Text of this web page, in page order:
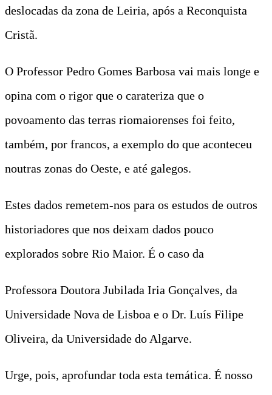
deslocadas da zona de Leiria, após a Reconquista
Cristã.
O Professor Pedro Gomes Barbosa vai mais longe e
opina com o rigor que o carateriza que o
povoamento das terras riomaiorenses foi feito,
também, por francos, a exemplo do que aconteceu
noutras zonas do Oeste, e até galegos.
Estes dados remetem-nos para os estudos de outros
historiadores que nos deixam dados pouco
explorados sobre Rio Maior. É o caso da
Professora Doutora Jubilada Iria Gonçalves, da
Universidade Nova de Lisboa e o Dr. Luís Filipe
Oliveira, da Universidade do Algarve.
Urge, pois, aprofundar toda esta temática. É nosso